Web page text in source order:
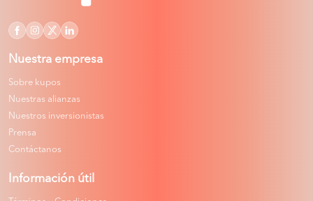
Nuestra empresa
Sobre kupos
Nuestras alianzas
Nuestros inversionistas
Prensa
Contáctanos
Información útil